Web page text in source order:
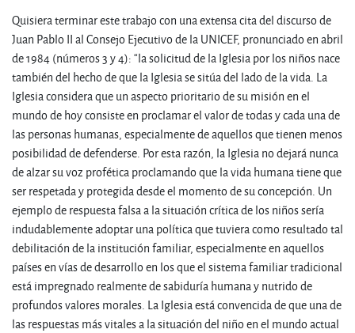
Quisiera terminar este trabajo con una extensa cita del discurso de
Juan Pablo II al Consejo Ejecutivo de la UNICEF, pronunciado en abril
de 1984 (números 3 y 4): “la solicitud de la Iglesia por los niños nace
también del hecho de que la Iglesia se sitúa del lado de la vida. La
Iglesia considera que un aspecto prioritario de su misión en el
mundo de hoy consiste en proclamar el valor de todas y cada una de
las personas humanas, especialmente de aquellos que tienen menos
posibilidad de defenderse. Por esta razón, la Iglesia no dejará nunca
de alzar su voz profética proclamando que la vida humana tiene que
ser respetada y protegida desde el momento de su concepción. Un
ejemplo de respuesta falsa a la situación crítica de los niños sería
indudablemente adoptar una política que tuviera como resultado tal
debilitación de la institución familiar, especialmente en aquellos
países en vías de desarrollo en los que el sistema familiar tradicional
está impregnado realmente de sabiduría humana y nutrido de
profundos valores morales. La Iglesia está convencida de que una de
las respuestas más vitales a la situación del niño en el mundo actual